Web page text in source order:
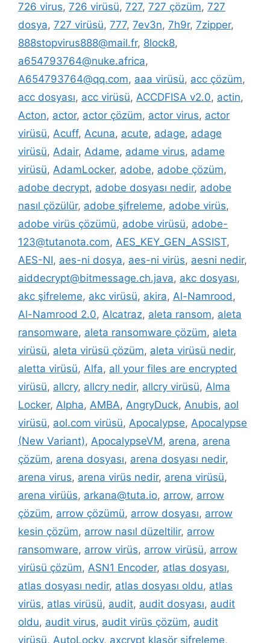
726 virus, 726 virüsü, 727, 727 çözüm, 727
dosya, 727 virüsü, 777, 7ev3n, 7h9r, 7zipper,
888stopvirus888@mail.fr, 8lock8,
a654793764@nuke.africa,
A654793764@qq.com, aaa virüsü, acc çözüm,
acc dosyası, acc virüsü, ACCDFISA v2.0, actin,
Acton, actor, actor çözüm, actor virus, actor
virüsü, Acuff, Acuna, acute, adage, adage
virüsü, Adair, Adame, adame virus, adame
virüsü, AdamLocker, adobe, adobe çözüm,
adobe decrypt, adobe dosyası nedir, adobe
nasıl çözülür, adobe şifreleme, adobe virüs,
adobe virüs çözümü, adobe virüsü, adobe-
123@tutanota.com, AES_KEY_GEN_ASSIST,
AES-NI, aes-ni dosya, aes-ni virüs, aesni nedir,
aiddecrypt@bitmessage.ch.java, akc dosyası,
akc şifreleme, akc virüsü, akira, Al-Namrood,
Al-Namrood 2.0, Alcatraz, aleta ransom, aleta
ransomware, aleta ransomware çözüm, aleta
virüsü, aleta virüsü çözüm, aleta virüsü nedir,
aletta virüsü, Alfa, all your files are encrypted
virüsü, allcry, allcry nedir, allcry virüsü, Alma
Locker, Alpha, AMBA, AngryDuck, Anubis, aol
virüsü, aol.com virüsü, Apocalypse, Apocalypse
(New Variant), ApocalypseVM, arena, arena
çözüm, arena dosyası, arena dosyası nedir,
arena virus, arena virüs nedir, arena virüsü,
arena virüüs, arkana@tuta.io, arrow, arrow
çözüm, arrow çözümü, arrow dosyası, arrow
kesin çözüm, arrow nasıl düzeltilir, arrow
ransomware, arrow virüs, arrow virüsü, arrow
virüsü çözüm, ASN1 Encoder, atlas dosyası,
atlas dosyası nedir, atlas dosyası oldu, atlas
virüs, atlas virüsü, audit, audit dosyası, audit
oldu, audit virus, audit virüs çözüm, audit
virüsü, AutoLocky, axcrypt klasör şifreleme,